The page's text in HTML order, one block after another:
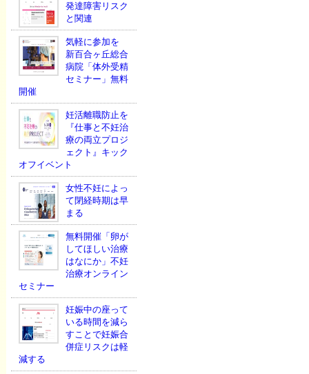
発達障害リスク
と関連
気軽に参加を
新百合ヶ丘総合
病院「体外受精
セミナー」無料
開催
妊活離職防止を
『仕事と不妊治
療の両立プロジ
ェクト』キック
オフイベント
女性不妊によっ
て閉経時期は早
まる
無料開催「卵が
してほしい治療
はなにか」不妊
治療オンライン
セミナー
妊娠中の座って
いる時間を減ら
すことで妊娠合
併症リスクは軽
減する